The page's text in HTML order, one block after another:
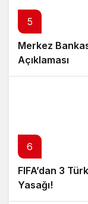
5
Merkez
Açıklaması
6
FIFA’dan 3
Yasağı!